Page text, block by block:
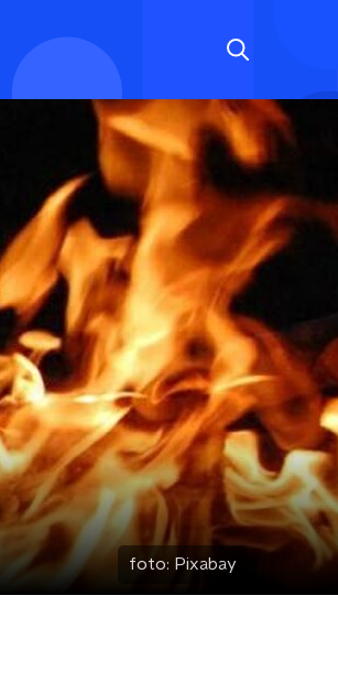
foto: Pixabay